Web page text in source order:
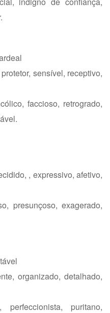
sensível, receptivo,
faccioso, retrogrado,
, expressivo, afetivo,
presunçoso, exagerado,
organizado, detalhado,
puritano,